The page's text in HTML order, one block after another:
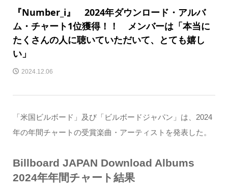
『Number_i』 2024年ダウンロード・アルバ
ム・チャート1位獲得！！ メンバーは「本当に
たくさんの人に聴いていただいて、とても嬉し
い」
2024.12.06
「米国ビルボード」及び「ビルボードジャパン」は、2024
年の年間チャートの受賞楽曲・アーティストを発表した。
Billboard JAPAN Download Albums
2024年年間チャート結果